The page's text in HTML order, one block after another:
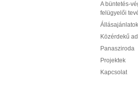
A büntetés-
felügyelői
Közérdekű
Panasziroda
Projektek
Kapcsolat